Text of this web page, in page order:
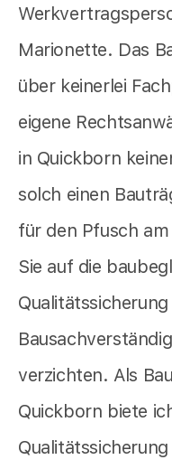
Marionette. Das
über keinerlei
eigene
in Quickborn
solch einen
für den Pfusch
Sie auf die
verzichten. Als
Quickborn biete